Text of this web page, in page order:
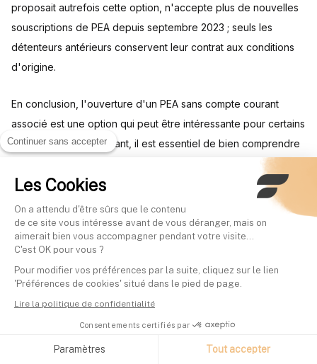
Continuer sans accepter
Les Cookies
On a attendu d'être sûrs que le contenu
de ce site vous intéresse avant de vous déranger, mais on
aimerait bien vous accompagner pendant votre visite...
C'est OK pour vous ?
Pour modifier vos préférences par la suite, cliquez sur le lien
'Préférences de cookies' situé dans le pied de page.
Lire la politique de confidentialité
Consentements certifiés par
Paramètres Tout accepter
proposait autrefois cette option, n'accepte plus de nouvelles
souscriptions de PEA depuis septembre 2023 ; seuls les
détenteurs antérieurs conservent leur contrat aux conditions
d'origine.
En conclusion, l'ouverture d'un PEA sans compte courant
associé est une option qui peut être intéressante pour certains
investisseurs. Cependant, il est essentiel de bien comprendre
les conditions spécifiques de chaque offre et de comparer les
différentes options avant de prendre une décision. Pour plus
d'informations sur les meilleures banques en ligne, vous
pouvez consulter notre comparatif détaillé.
Comment réduire les frais
de son PEA ?